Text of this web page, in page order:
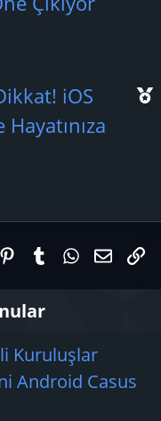
k
iOS
PinterestTumblrE-
Kuruluşlar
Android Casus